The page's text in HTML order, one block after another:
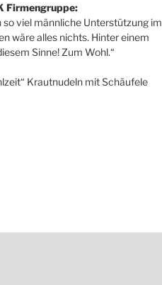
Firmengruppe:
viel männliche Unterstützung im
wäre alles nichts. Hinter einem
Sinne! Zum Wohl.“
Krautnudeln mit Schäufele